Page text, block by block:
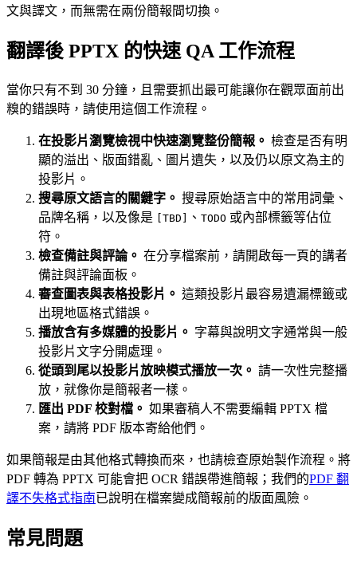
文與譯文，而無需在兩份簡報間切換。
翻譯後 PPTX 的快速 QA 工作流程
當你只有不到 30 分鐘，且需要抓出最可能讓你在觀眾面前出
糗的錯誤時，請使用這個工作流程。
在投影片瀏覽檢視中快速瀏覽整份簡報。 檢查是否有明
顯的溢出、版面錯亂、圖片遺失，以及仍以原文為主的
投影片。
搜尋原文語言的關鍵字。 搜尋原始語言中的常用詞彙、
品牌名稱，以及像是
[TBD] 、 TODO 或內部標籤等佔位
符。
檢查備註與評論。 在分享檔案前，請開啟每一頁的講者
備註與評論面板。
審查圖表與表格投影片。 這類投影片最容易遺漏標籤或
出現地區格式錯誤。
播放含有多媒體的投影片。 字幕與說明文字通常與一般
投影片文字分開處理。
從頭到尾以投影片放映模式播放一次。 請一次性完整播
放，就像你是簡報者一樣。
匯出 PDF 校對檔。 如果審稿人不需要編輯 PPTX 檔
案，請將 PDF 版本寄給他們。
如果簡報是由其他格式轉換而來，也請檢查原始製作流程。將
PDF 轉為 PPTX 可能會把 OCR 錯誤帶進簡報；我們的PDF 翻
譯不失格式指南已說明在檔案變成簡報前的版面風險。
常見問題